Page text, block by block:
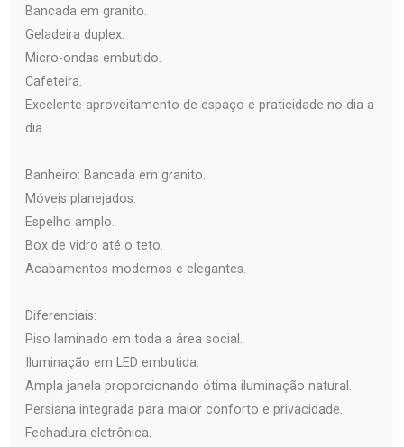
Bancada em granito.
Geladeira duplex.
Micro-ondas embutido.
Cafeteira.
Excelente aproveitamento de espaço e praticidade no dia a
dia.
Banheiro: Bancada em granito.
Móveis planejados.
Espelho amplo.
Box de vidro até o teto.
Acabamentos modernos e elegantes.
Diferenciais:
Piso laminado em toda a área social.
Iluminação em LED embutida.
Ampla janela proporcionando ótima iluminação natural.
Persiana integrada para maior conforto e privacidade.
Fechadura eletrônica.